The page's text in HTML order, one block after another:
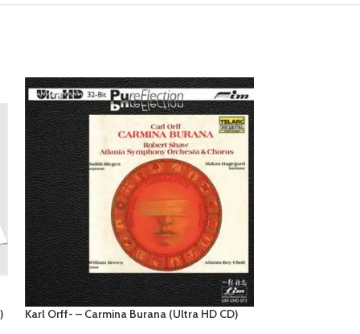
Karl Orff- – Carmina Burana (Ultra HD CD)